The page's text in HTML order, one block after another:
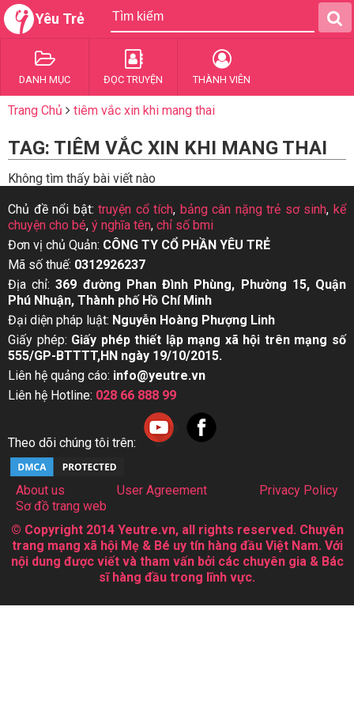
Yêu Trẻ
DANH MỤC ĐỌC TRUYỆN THÀNH VIÊN
Trang Chủ tiêm vắc xin khi mang thai
TAG: TIÊM VẮC XIN KHI MANG THAI
Không tìm thấy bài viết nào
Chủ đề nổi bật:truyện cổ tích, bảng cân nặng trẻ sơ sinh,kể
chuyện cho bé, ý nghĩa tên, chỉ số bmi
Đơn vị chủ Quản: CÔNG TY CỔ PHẦN YÊU TRẺ
Mã số thuế: 0312926237
Địa chỉ:369 đường Phan Đình Phùng, Phường 15, Quận
Phú Nhuận, Thành phố Hồ Chí Minh
Đại diện pháp luật: Nguyễn Hoàng Phượng Linh
Giấy phép: Giấy phép thiết lập mạng xã hội trên mạng số
555/GP-BTTTT,HN ngày 19/10/2015.
Liên hệ quảng cáo: info@yeutre.vn
Liên hệ Hotline: 028 66 888 99
Theo dõi chúng tôi trên:
About us User Agreement
Privacy Policy
Sơ đồ trang web
© Copyright 2014 Yeutre.vn, all rights reserved. Chuyên
trang mạng xã hội Mẹ & Bé uy tín hàng đầu Việt Nam. Với
nội dung được viết và tham vấn bởi các chuyên gia & Bác
sĩ hàng đầu trong lĩnh vực.